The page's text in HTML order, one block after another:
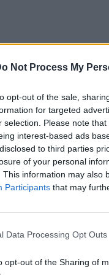
Not Process My
opt-out of the sale,
for targeted
selection. Please note
interest-based ads
to third parties
of your personal
This information may also
Participants that may
Data Processing Opt Outs
opt-out of the Sharing of
ξέρεις
άτομο
γεμάτος
Δεν κυνηγά την
του.
ΑΛΛΆ ΛΊΓΟΙ
Γιατί ενώ όλοι